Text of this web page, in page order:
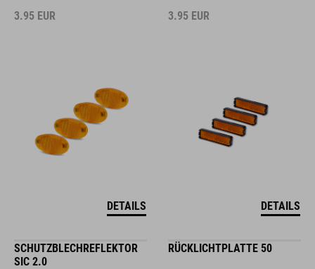
3.95 EUR
DETAILS
3.95 EUR
DETAILS
SCHUTZBLECHREFLEKTOR
SIC 2.0
RÜCKLICHTPLATTE 50